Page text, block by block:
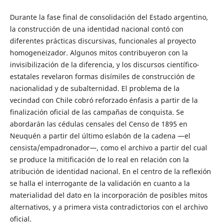
Durante la fase final de consolidación del Estado argentino,
la construcción de una identidad nacional contó con
diferentes prácticas discursivas, funcionales al proyecto
homogeneizador. Algunos mitos contribuyeron con la
invisibilización de la diferencia, y los discursos científico-
estatales revelaron formas disímiles de construcción de
nacionalidad y de subalternidad. El problema de la
vecindad con Chile cobró reforzado énfasis a partir de la
finalización oficial de las campañas de conquista. Se
abordarán las cédulas censales del Censo de 1895 en
Neuquén a partir del último eslabón de la cadena —el
censista/empadronador—, como el archivo a partir del cual
se produce la mitificación de lo real en relación con la
atribución de identidad nacional. En el centro de la reflexión
se halla el interrogante de la validación en cuanto a la
materialidad del dato en la incorporación de posibles mitos
alternativos, y a primera vista contradictorios con el archivo
oficial.